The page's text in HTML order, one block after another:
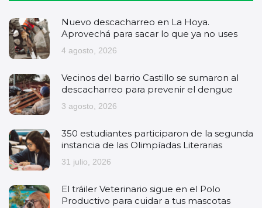
Nuevo descacharreo en La Hoya.
Aprovechá para sacar lo que ya no uses
4 agosto, 2026
Vecinos del barrio Castillo se sumaron al
descacharreo para prevenir el dengue
3 agosto, 2026
350 estudiantes participaron de la segunda
instancia de las Olimpíadas Literarias
31 julio, 2026
El tráiler Veterinario sigue en el Polo
Productivo para cuidar a tus mascotas